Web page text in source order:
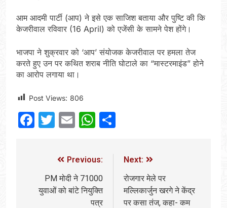
आम आदमी पार्टी (आप) ने इसे एक साजिश बताया और पुष्टि की कि
केजरीवाल रविवार (16 April) को एजेंसी के सामने पेश होंगे।
भाजपा ने शुक्रवार को ‘आप’ संयोजक केजरीवाल पर हमला तेज
करते हुए उन पर कथित शराब नीति घोटाले का “मास्टरमाइंड” होने
का आरोप लगाया था।
Post Views: 806
Facebook
Twitter
EmailWhatsApp
Previous:
PM मोदी ने 71000
युवाओं को बांटे नियुक्ति
पत्र
Next:
रोजगार मेले पर
मल्लिकार्जुन खरगे ने केंद्र
पर कसा तंज, कहा- कम